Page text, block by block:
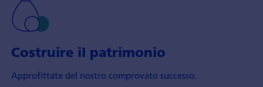
Costruire il patrimonio
Approfittate del nostro comprovato successo.